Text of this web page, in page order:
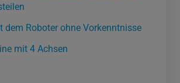
dem Roboter ohne Vorkenntnisse
mit 4 Achsen